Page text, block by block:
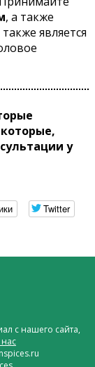
, а также
является
у
Twitter
с нашего сайта,